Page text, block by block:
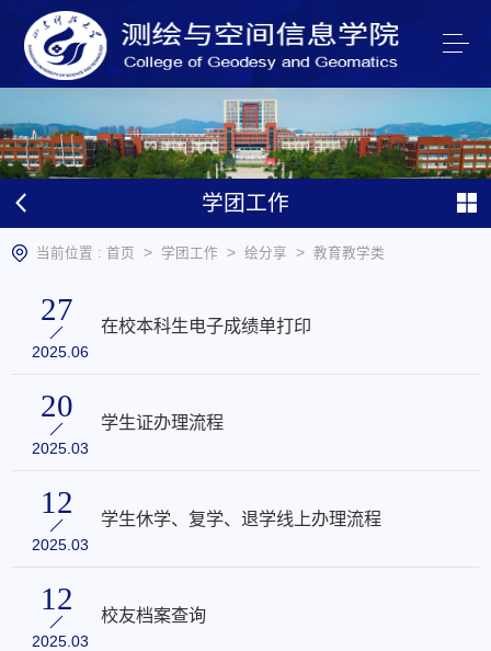
学团工作
当前位置 : 首页 > 学团工作 > 绘分享 > 教育教学类
27
2025.06
在校本科生电子成绩单打印
20
2025.03
学生证办理流程
12
2025.03
学生休学、复学、退学线上办理流程
12
2025.03
校友档案查询